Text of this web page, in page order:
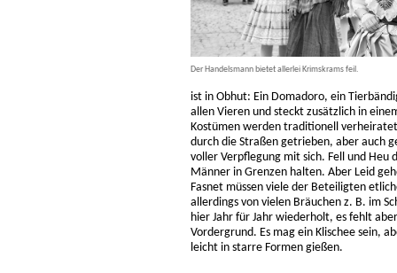
Der Handelsmann bietet allerlei Krimskrams feil.
ist in Obhut: Ein Domadoro, ein
allen Vieren und steckt zusätzlich in
Kostümen werden traditionell
durch die Straßen getrieben, aber auch
voller Verpflegung mit sich. Fell und Heu
Männer in Grenzen halten. Aber Leid
Fasnet müssen viele der Beteiligten
allerdings von vielen Bräuchen z. B. im
hier Jahr für Jahr wiederholt, es fehlt
Vordergrund. Es mag ein Klischee sein,
leicht in starre Formen gießen.